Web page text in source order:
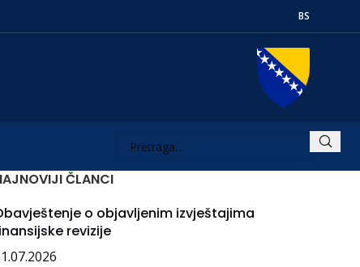
BS
ČLANCI
o objavljenim izvještajima
revizije